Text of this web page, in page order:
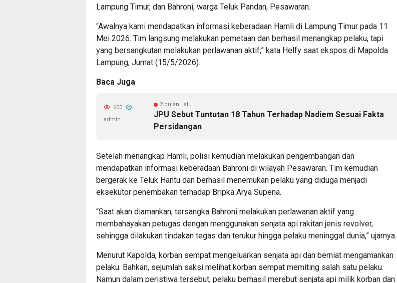
Lampung Timur, dan Bahroni, warga Teluk Pandan, Pesawaran.
“Awalnya kami mendapatkan informasi keberadaan Hamli di Lampung Timur pada 11
Mei 2026. Tim langsung melakukan pemetaan dan berhasil menangkap pelaku, tapi
yang bersangkutan melakukan perlawanan aktif,” kata Helfy saat ekspos di Mapolda
Lampung, Jumat (15/5/2026).
Baca Juga
2 bulan lalu
JPU Sebut Tuntutan 18 Tahun Terhadap Nadiem Sesuai Fakta
Persidangan
600
admin
Setelah menangkap Hamli, polisi kemudian melakukan pengembangan dan
mendapatkan informasi keberadaan Bahroni di wilayah Pesawaran. Tim kemudian
bergerak ke Teluk Hantu dan berhasil menemukan pelaku yang diduga menjadi
eksekutor penembakan terhadap Bripka Arya Supena.
“Saat akan diamankan, tersangka Bahroni melakukan perlawanan aktif yang
membahayakan petugas dengan menggunakan senjata api rakitan jenis revolver,
sehingga dilakukan tindakan tegas dan terukur hingga pelaku meninggal dunia,” ujarnya.
Menurut Kapolda, korban sempat mengeluarkan senjata api dan berniat mengamankan
pelaku. Bahkan, sejumlah saksi melihat korban sempat memiting salah satu pelaku.
Namun dalam peristiwa tersebut, pelaku berhasil merebut senjata api milik korban dan